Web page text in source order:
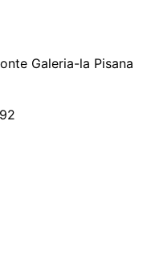
Galeria-la Pisana